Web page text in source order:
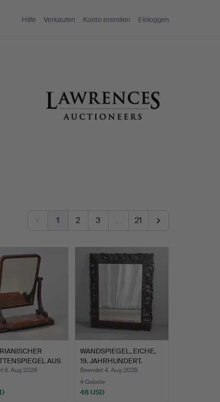
Hilfe Verkaufen Konto erstellen Einloggen
1 2 3 … 21
AUS
6. Aug 2026
WANDSPIEGEL, EICHE,
19. JAHRHUNDERT.
Beendet 4. Aug 2026
4 Gebote
48 USD